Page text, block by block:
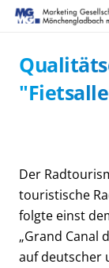
Der
touristische
folgte einst
„Grand Canal
auf deutscher